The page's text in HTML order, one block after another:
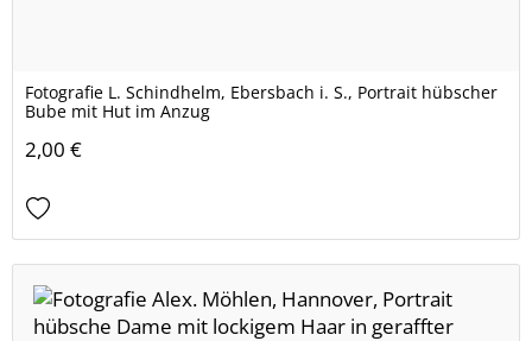
Fotografie L. Schindhelm, Ebersbach i. S., Portrait hübscher
Bube mit Hut im Anzug
2,00 €